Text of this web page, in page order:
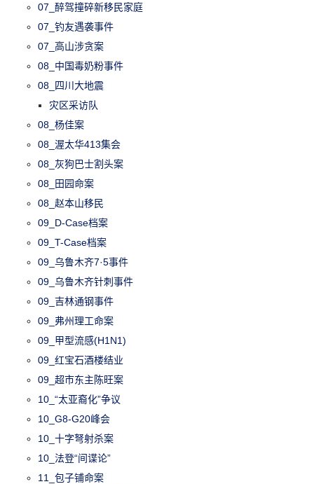
07_醉驾撞碎新移民家庭
07_钓友遇袭事件
07_高山涉贪案
08_中国毒奶粉事件
08_四川大地震
灾区采访队
08_杨佳案
08_渥太华413集会
08_灰狗巴士割头案
08_田园命案
08_赵本山移民
09_D-Case档案
09_T-Case档案
09_乌鲁木齐7·5事件
09_乌鲁木齐针刺事件
09_吉林通钢事件
09_弗州理工命案
09_甲型流感(H1N1)
09_红宝石酒楼结业
09_超市东主陈旺案
10_“太亚裔化”争议
10_G8-G20峰会
10_十字弩射杀案
10_法登“间谍论”
11_包子铺命案